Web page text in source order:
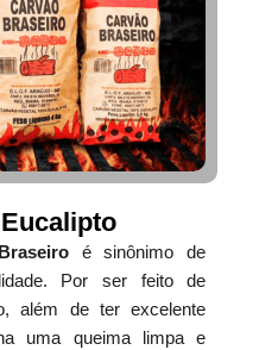
é sinônimo de
Por ser feito de
além de ter excelente
uma queima limpa e